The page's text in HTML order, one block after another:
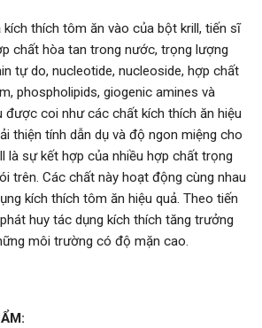
kích thích tôm ăn vào của bột krill, tiến sĩ
chất hòa tan trong nước, trọng lượng
tự do, nucleotide, nucleoside, hợp chất
phospholipids, giogenic amines và
được coi như các chất kích thích ăn hiệu
thiện tính dẫn dụ và độ ngon miệng cho
là sự kết hợp của nhiều hợp chất trọng
trên. Các chất này hoạt động cùng nhau
kích thích tôm ăn hiệu quả. Theo tiến
huy tác dụng kích thích tăng trưởng
môi trường có độ mặn cao.